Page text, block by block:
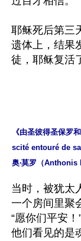
耶稣死后第三
遗体上，结果
《由圣彼得圣保罗
scité entouré de
奥‧莫罗（Anthonis
当时，被犹太
一个房间里聚
“愿你们平安
他们看见的是